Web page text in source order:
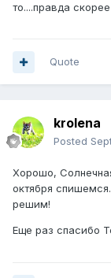
то....правда
Quote
krolena
Posted
Хорошо,
октября
решим!
Еще раз спасибо